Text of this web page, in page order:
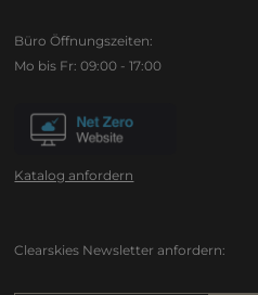
Büro Öffnungszeiten:
Mo bis Fr: 09:00 - 17:00
Katalog anfordern
Clearskies Newsletter anfordern: